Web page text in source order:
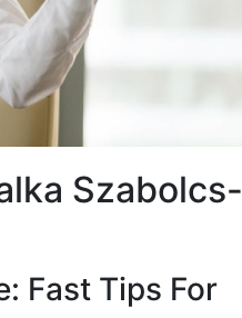
Szabolcs-
Fast Tips For